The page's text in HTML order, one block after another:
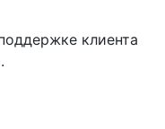
клиента